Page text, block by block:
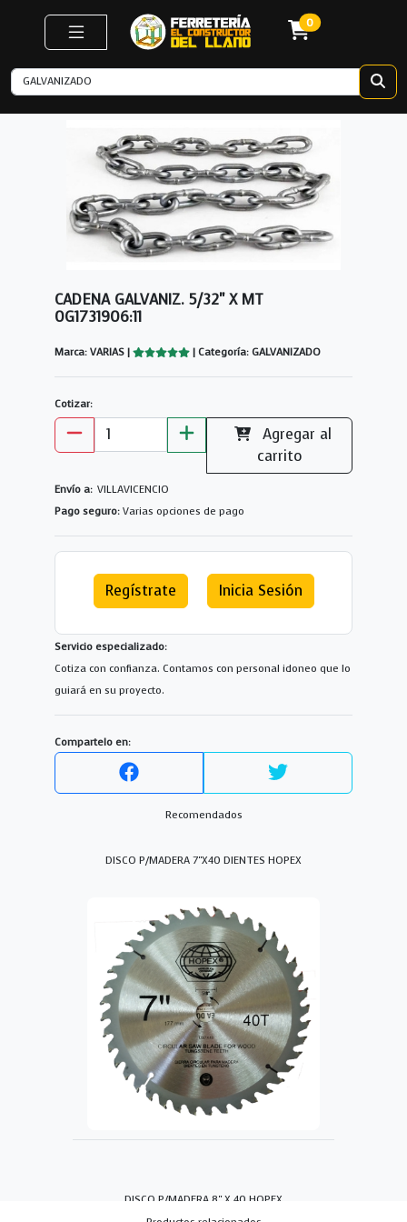
0
CADENA GALVANIZ. 5/32" X MT
0G1731906:11
Marca: VARIAS | | Categoría: GALVANIZADO
Cotizar:
Agregar al
carrito
Envío a: VILLAVICENCIO
Pago seguro: Varias opciones de pago
Regístrate Inicia Sesión
Servicio especializado:
Cotiza con confianza. Contamos con personal idoneo que lo
guiará en su proyecto.
Compartelo en:
Recomendados
DISCO P/MADERA 7"X40 DIENTES HOPEX
DISCO P/MADERA 8" X 40 HOPEX